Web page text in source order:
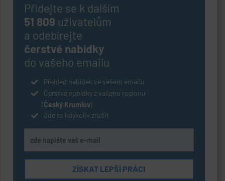
Přidejte se k dalším
51 809 uživatelům
a odebírejte
čerstvé nabídky
do vašeho emailu
Přehled nabídek ve vašem emailu
Čerstvé nabídky z vašeho regionu
(Český Krumlov)
Jde to kdykoliv zrušit